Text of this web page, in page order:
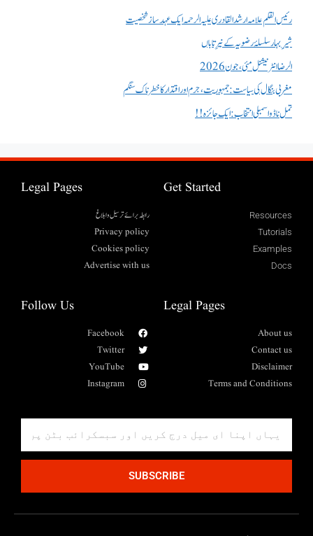
رئیس القلم علامہ ارشد القادری علیہ الرحمہ ایک عہد ساز شخصیت
شیرِ بہار سلسلۂ رضویہ کے نیرِ تاباں
الرضا انٹر نیشنل مئی، جون 2026
مغربی بنگال کی سیاست:جمہوریت، جرم اور اقتدار کا خطرناک سنگم
تمل ناڈو اسمبلی انتخاب : ایک جائزہ !!
Get Started
Resources
Tutorials
Examples
Docs
Legal Pages
رابطہ برائے ترسیل وابلاغ
Privacy policy
Cookies policy
Advertise with us
Legal Pages
About us
Contact us
Disclaimer
Terms and Conditions
Follow Us
Facebook
Twitter
YouTube
Instagram
SUBSCRIBE